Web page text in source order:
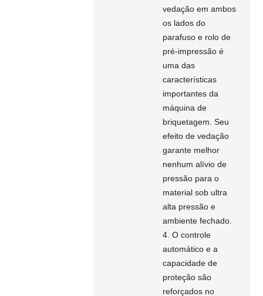
vedação em ambos
os lados do
parafuso e rolo de
pré-impressão é
uma das
características
importantes da
máquina de
briquetagem. Seu
efeito de vedação
garante melhor
nenhum alívio de
pressão para o
material sob ultra
alta pressão e
ambiente fechado.
4. O controle
automático e a
capacidade de
proteção são
reforçados no